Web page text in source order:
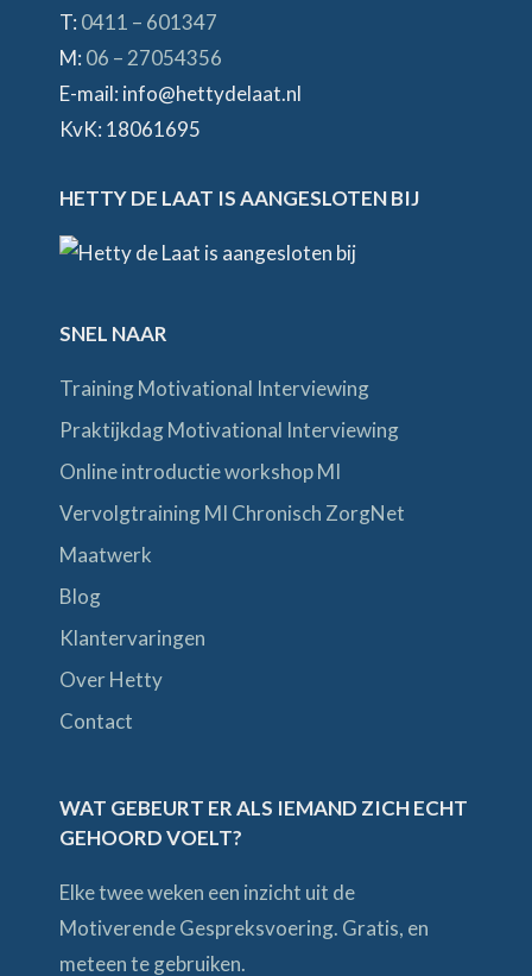
T: 0411 – 601347
M: 06 – 27054356
E-mail: info@hettydelaat.nl
KvK: 18061695
HETTY DE LAAT IS AANGESLOTEN BIJ
SNEL NAAR
Training Motivational Interviewing
Praktijkdag Motivational Interviewing
Online introductie workshop MI
Vervolgtraining MI Chronisch ZorgNet
Maatwerk
Blog
Klantervaringen
Over Hetty
Contact
WAT GEBEURT ER ALS IEMAND ZICH ECHT
GEHOORD VOELT?
Elke twee weken een inzicht uit de
Motiverende Gespreksvoering. Gratis, en
meteen te gebruiken.